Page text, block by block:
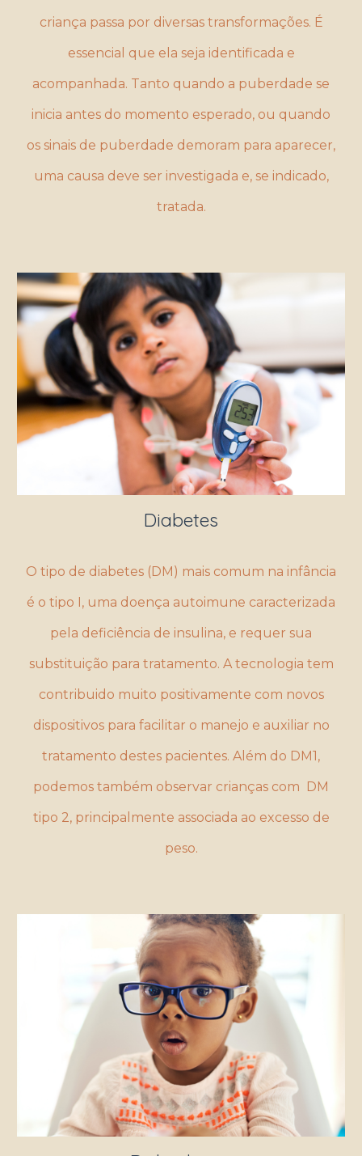
criança passa por diversas transformações. É
essencial que ela seja identificada e
acompanhada. Tanto quando a puberdade se
inicia antes do momento esperado, ou quando
os sinais de puberdade demoram para aparecer,
uma causa deve ser investigada e, se indicado,
tratada.
Diabetes
O tipo de diabetes (DM) mais comum na infância
é o tipo I, uma doença autoimune caracterizada
pela deficiência de insulina, e requer sua
substituição para tratamento. A tecnologia tem
contribuido muito positivamente com novos
dispositivos para facilitar o manejo e auxiliar no
tratamento destes pacientes. Além do DM1,
podemos também observar crianças com DM
tipo 2, principalmente associada ao excesso de
peso.